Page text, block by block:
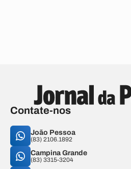
Contate-nos
João Pessoa
(83) 2106.1892
Campina Grande
(83) 3315-3204